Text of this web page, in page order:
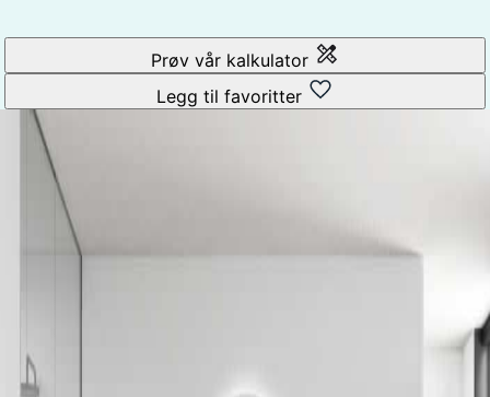
Prøv vår kalkulator
Legg til favoritter